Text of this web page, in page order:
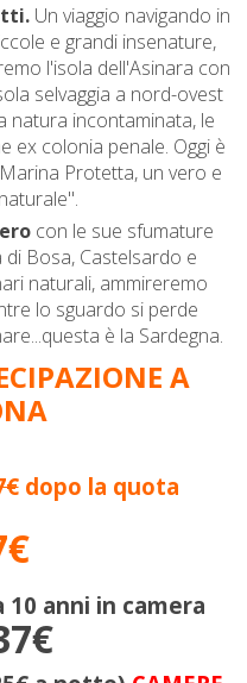
Un viaggio navigando in
e grandi insenature,
l'isola dell'Asinara con
selvaggia a nord-ovest
natura incontaminata, le
ex colonia penale. Oggi è
Protetta, un vero e
con le sue sfumature
Bosa, Castelsardo e
naturali, ammireremo
lo sguardo si perde
questa è la Sardegna.
A
dopo la quota
anni in camera